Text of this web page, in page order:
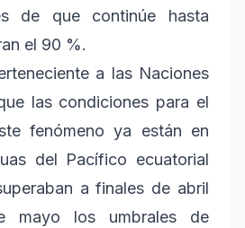
de que continúe hasta
el 90 %.
a las Naciones
las condiciones para el
fenómeno ya están en
del Pacífico ecuatorial
a finales de abril
mayo los umbrales de